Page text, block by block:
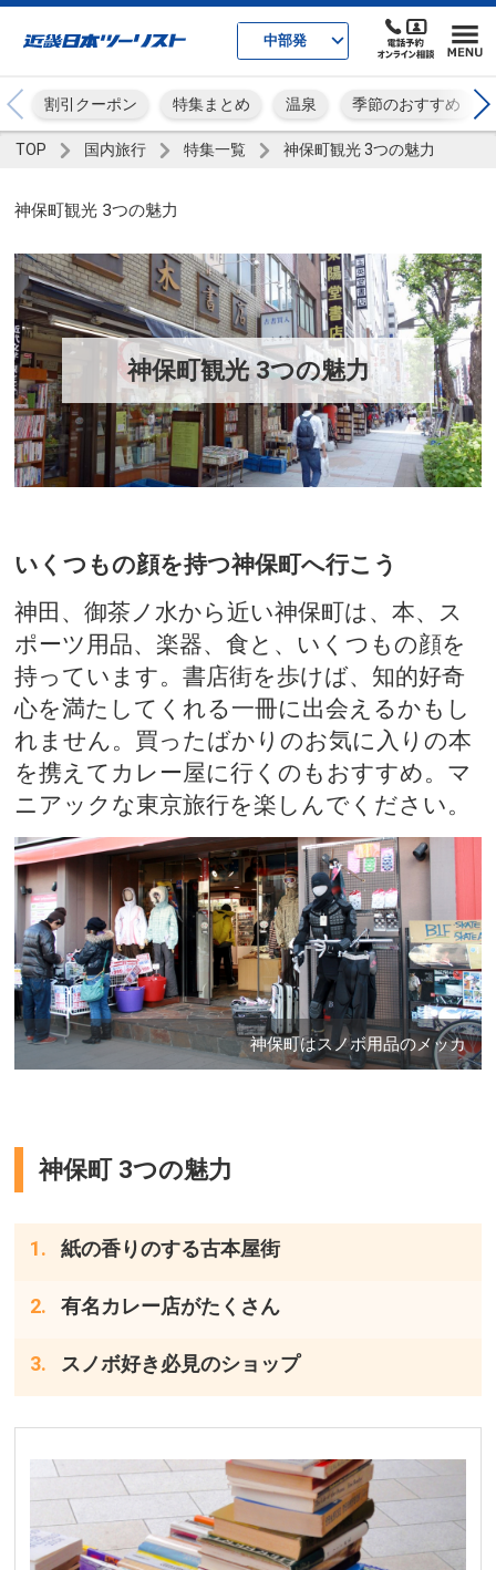
中部発
割引クーポン 特集まとめ 温泉 季節のおすすめ
TOP 国内旅行 特集一覧 神保町観光 3つの魅力
神保町観光 3つの魅力
神保町観光 3つの魅力
いくつもの顔を持つ神保町へ行こう
神田、御茶ノ水から近い神保町は、本、ス
ポーツ用品、楽器、食と、いくつもの顔を
持っています。書店街を歩けば、知的好奇
心を満たしてくれる一冊に出会えるかもし
れません。買ったばかりのお気に入りの本
を携えてカレー屋に行くのもおすすめ。マ
ニアックな東京旅行を楽しんでください。
神保町はスノボ用品のメッカ
神保町 3つの魅力
紙の香りのする古本屋街
有名カレー店がたくさん
スノボ好き必見のショップ